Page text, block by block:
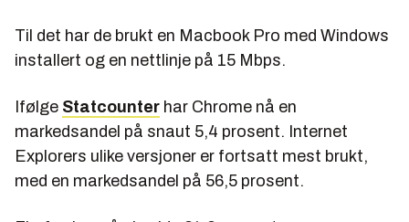
Til det har de brukt en Macbook Pro med Windows
installert og en nettlinje på 15 Mbps.
Ifølge Statcounter har Chrome nå en
markedsandel på snaut 5,4 prosent. Internet
Explorers ulike versjoner er fortsatt mest brukt,
med en markedsandel på 56,5 prosent.